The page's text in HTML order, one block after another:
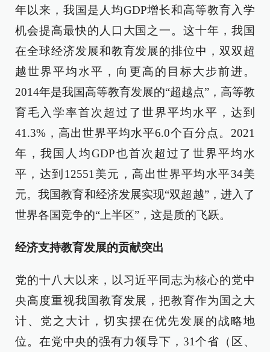
年以来，我国是人均GDP增长和高等教育入学
机会提高最快的人口大国之一。这十年，我国
在全球经济发展和教育发展的排位中，双双超
越世界平均水平，向更高的目标大步前进。
2014年是我国高等教育发展的“超越点”，高等教
育毛入学率首次超过了世界平均水平，达到
41.3%，高出世界平均水平6.0个百分点。2021
年，我国人均GDP也首次超过了世界平均水
平，达到12551美元，高出世界平均水平34美
元。我国教育和经济发展实现“双超越”，进入了
世界各国竞争的“上半区”，这是质的飞跃。
经济支持教育发展的贡献突出
党的十八大以来，以习近平同志为核心的党中
央高度重视我国教育发展，把教育作为国之大
计、党之大计，切实摆在优先发展的战略地
位。在党中央的强有力领导下，31个省（区、